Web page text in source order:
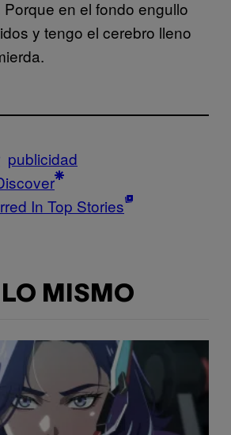
en el fondo engullo
y tengo el cerebro lleno
publicidad
In Top Stories
LO MISMO